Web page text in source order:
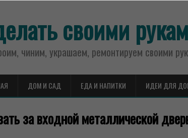
своими
чиним, украшаем, ремонтируем своими
ДОМ И САД ЕДА И НАПИТКИ ИДЕИ ДЛЯ
за входной металлической